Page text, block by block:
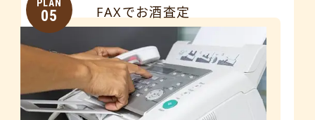
PLAN
05 FAXでお酒査定